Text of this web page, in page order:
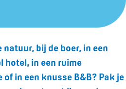
natuur, bij de boer, in een
hotel, in een ruime
in een knusse B&B? Pak je